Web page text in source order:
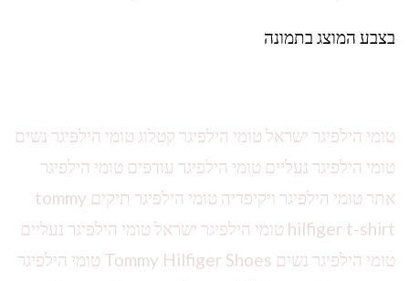
בצבע המוצג בתמונה
טומי הילפיגר ישראל טומי הילפיגר קטלוג טומי הילפיגר נשים
טומי הילפיגר נעליים טומי הילפיגר עודפים טומי הילפיגר
אתר טומי הילפיגר ויקיפדיה טומי הילפיגר תיקים tommy
hilfiger t-shirt טומי הילפיגר ישראל טומי הילפיגר נעליים
טומי הילפיגר נשים Tommy Hilfiger Shoes טומי הילפיגר